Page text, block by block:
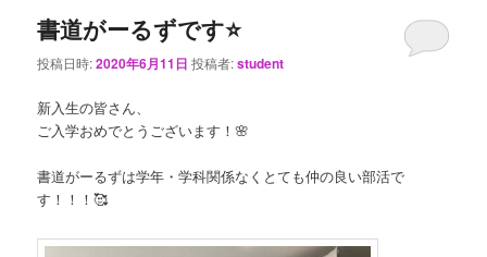
書道がーるずです⭐️
投稿日時:2020年6月11日 投稿者:student
新入生の皆さん、
ご入学おめでとうございます！🌸
書道がーるずは学年・学科関係なくとても仲の良い部活で
す！！！🥰